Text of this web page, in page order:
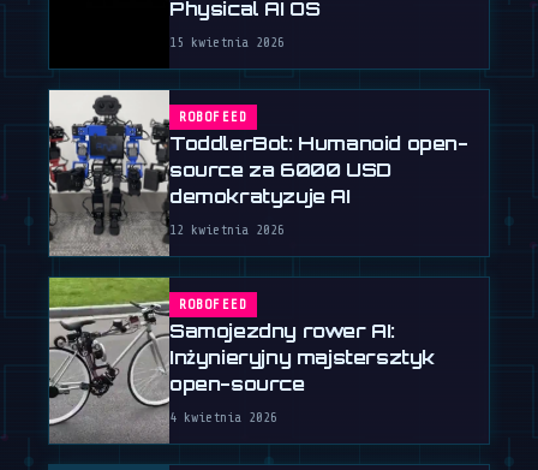
Physical AI OS
15 kwietnia 2026
ROBOFEED
ToddlerBot: Humanoid open-
source za 6000 USD
demokratyzuje AI
12 kwietnia 2026
ROBOFEED
Samojezdny rower AI:
Inżynieryjny majstersztyk
open-source
4 kwietnia 2026